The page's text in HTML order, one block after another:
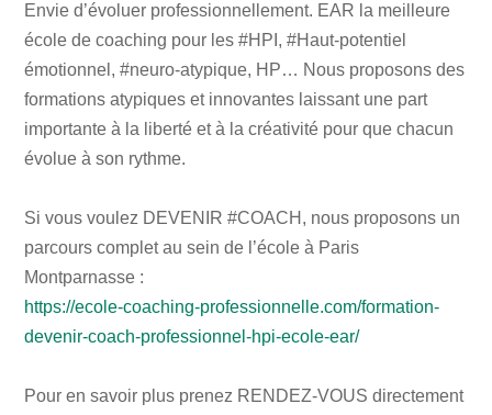
Envie d’évoluer professionnellement. EAR la meilleure
école de coaching pour les #HPI, #Haut-potentiel
émotionnel, #neuro-atypique, HP… Nous proposons des
formations atypiques et innovantes laissant une part
importante à la liberté et à la créativité pour que chacun
évolue à son rythme.
Si vous voulez DEVENIR #COACH, nous proposons un
parcours complet au sein de l’école à Paris
Montparnasse :
https://ecole-coaching-professionnelle.com/formation-
devenir-coach-professionnel-hpi-ecole-ear/
Pour en savoir plus prenez RENDEZ-VOUS directement